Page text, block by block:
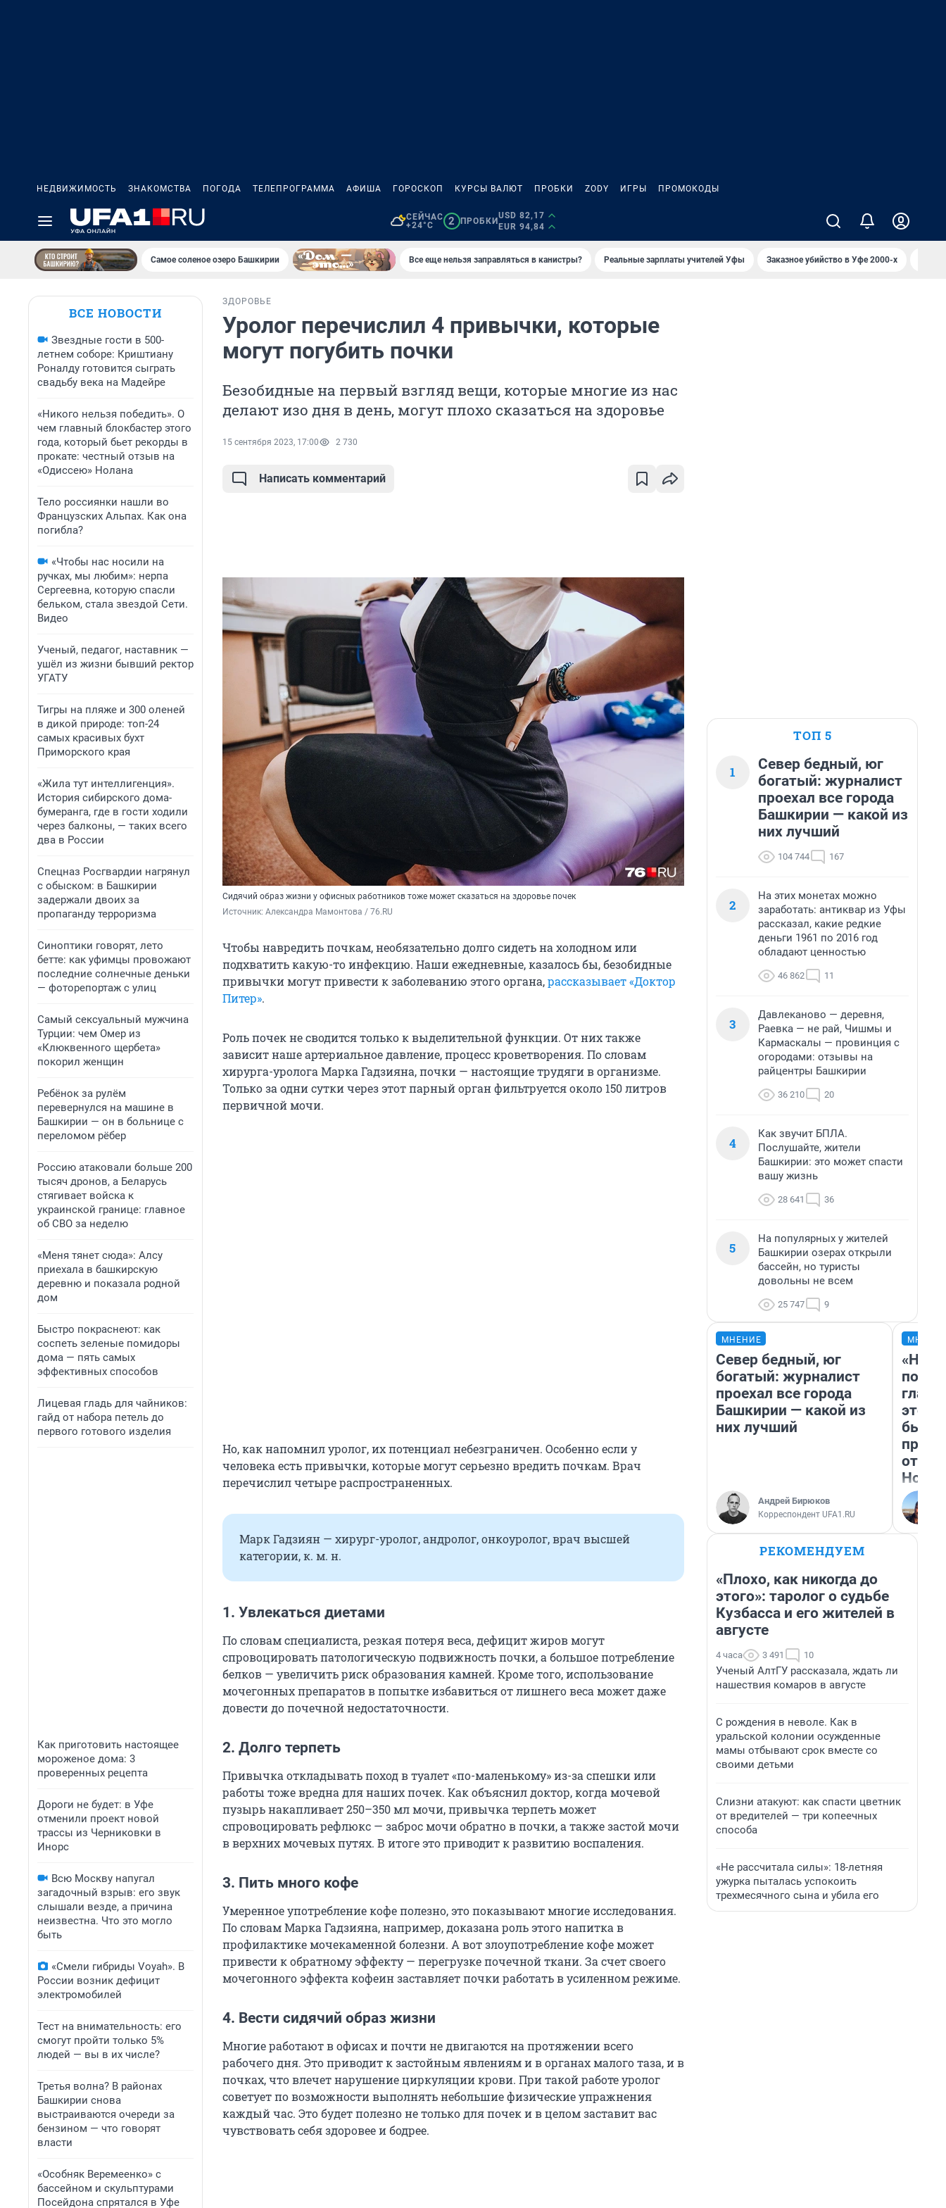
НЕДВИЖИМОСТЬ ЗНАКОМСТВА ПОГОДА ТЕЛЕПРОГРАММА АФИША ГОРОСКОП КУРСЫ ВАЛЮТ ПРОБКИ ZODY ИГРЫ ПРОМОКОДЫ
СЕЙЧАС
+24°C
2 ПРОБКИ
USD 82,17
EUR 94,84
Самое соленое озеро Башкирии Все еще нельзя заправляться в канистры? Реальные зарплаты учителей Уфы Заказное убийство в Уфе 2000-х
ВСЕ НОВОСТИ
Звездные гости в 500-
летнем соборе: Криштиану
Роналду готовится сыграть
свадьбу века на Мадейре
«Никого нельзя победить». О
чем главный блокбастер этого
года, который бьет рекорды в
прокате: честный отзыв на
«Одиссею» Нолана
Тело россиянки нашли во
Французских Альпах. Как она
погибла?
«Чтобы нас носили на
ручках, мы любим»: нерпа
Сергеевна, которую спасли
бельком, стала звездой Сети.
Видео
Ученый, педагог, наставник —
ушёл из жизни бывший ректор
УГАТУ
Тигры на пляже и 300 оленей
в дикой природе: топ-24
самых красивых бухт
Приморского края
«Жила тут интеллигенция».
История сибирского дома-
бумеранга, где в гости ходили
через балконы, — таких всего
два в России
Спецназ Росгвардии нагрянул
с обыском: в Башкирии
задержали двоих за
пропаганду терроризма
Синоптики говорят, лето
бетте: как уфимцы провожают
последние солнечные деньки
— фоторепортаж с улиц
Самый сексуальный мужчина
Турции: чем Омер из
«Клюквенного щербета»
покорил женщин
Ребёнок за рулём
перевернулся на машине в
Башкирии — он в больнице с
переломом рёбер
Россию атаковали больше 200
тысяч дронов, а Беларусь
стягивает войска к
украинской границе: главное
об СВО за неделю
«Меня тянет сюда»: Алсу
приехала в башкирскую
деревню и показала родной
дом
Быстро покраснеют: как
соспеть зеленые помидоры
дома — пять самых
эффективных способов
Лицевая гладь для чайников:
гайд от набора петель до
первого готового изделия
Как приготовить настоящее
мороженое дома: 3
проверенных рецепта
Дороги не будет: в Уфе
отменили проект новой
трассы из Черниковки в
Инорс
Всю Москву напугал
загадочный взрыв: его звук
слышали везде, а причина
неизвестна. Что это могло
быть
«Смели гибриды Voyah». В
России возник дефицит
электромобилей
Тест на внимательность: его
смогут пройти только 5%
людей — вы в их числе?
Третья волна? В районах
Башкирии снова
выстраиваются очереди за
бензином — что говорят
власти
«Особняк Веремеенко» с
бассейном и скульптурами
Посейдона спрятался в Уфе
ЗДОРОВЬЕ
Уролог перечислил 4 привычки, которые
могут погубить почки
Безобидные на первый взгляд вещи, которые многие из нас
делают изо дня в день, могут плохо сказаться на здоровье
15 сентября 2023, 17:00 2 730
Написать комментарий
Сидячий образ жизни у офисных работников тоже может сказаться на здоровье почек
Источник: Александра Мамонтова / 76.RU
Чтобы навредить почкам, необязательно долго сидеть на холодном или
подхватить какую-то инфекцию. Наши ежедневные, казалось бы, безобидные
привычки могут привести к заболеванию этого органа,рассказывает «Доктор
Питер».
Роль почек не сводится только к выделительной функции. От них также
зависит наше артериальное давление, процесс кроветворения. По словам
хирурга-уролога Марка Гадзияна, почки — настоящие трудяги в организме.
Только за одни сутки через этот парный орган фильтруется около 150 литров
первичной мочи.
Но, как напомнил уролог, их потенциал небезграничен. Особенно если у
человека есть привычки, которые могут серьезно вредить почкам. Врач
перечислил четыре распространенных.
Марк Гадзиян — хирург-уролог, андролог, онкоуролог, врач высшей
категории, к. м. н.
1. Увлекаться диетами
По словам специалиста, резкая потеря веса, дефицит жиров могут
спровоцировать патологическую подвижность почки, а большое потребление
белков — увеличить риск образования камней. Кроме того, использование
мочегонных препаратов в попытке избавиться от лишнего веса может даже
довести до почечной недостаточности.
2. Долго терпеть
Привычка откладывать поход в туалет «по-маленькому» из-за спешки или
работы тоже вредна для наших почек. Как объяснил доктор, когда мочевой
пузырь накапливает 250–350 мл мочи, привычка терпеть может
спровоцировать рефлюкс — заброс мочи обратно в почки, а также застой мочи
в верхних мочевых путях. В итоге это приводит к развитию воспаления.
3. Пить много кофе
Умеренное употребление кофе полезно, это показывают многие исследования.
По словам Марка Гадзияна, например, доказана роль этого напитка в
профилактике мочекаменной болезни. А вот злоупотребление кофе может
привести к обратному эффекту — перегрузке почечной ткани. За счет своего
мочегонного эффекта кофеин заставляет почки работать в усиленном режиме.
4. Вести сидячий образ жизни
Многие работают в офисах и почти не двигаются на протяжении всего
рабочего дня. Это приводит к застойным явлениям и в органах малого таза, и в
почках, что влечет нарушение циркуляции крови. При такой работе уролог
советует по возможности выполнять небольшие физические упражнения
каждый час. Это будет полезно не только для почек и в целом заставит вас
чувствовать себя здоровее и бодрее.
ТОП 5
1
Север бедный, юг
богатый: журналист
проехал все города
Башкирии — какой из
них лучший
104 744 167
2
На этих монетах можно
заработать: антиквар из Уфы
рассказал, какие редкие
деньги 1961 по 2016 год
обладают ценностью
46 862 11
3
Давлеканово — деревня,
Раевка — не рай, Чишмы и
Кармаскалы — провинция с
огородами: отзывы на
райцентры Башкирии
36 210 20
4
Как звучит БПЛА.
Послушайте, жители
Башкирии: это может спасти
вашу жизнь
28 641 36
5
На популярных у жителей
Башкирии озерах открыли
бассейн, но туристы
довольны не всем
25 747 9
МНЕНИЕ
Север бедный, юг
богатый: журналист
проехал все города
Башкирии — какой из
них лучший
Андрей Бирюков
Корреспондент UFA1.RU
этого
бьет
РЕКОМЕНДУЕМ
«Плохо, как никогда до
этого»: таролог о судьбе
Кузбасса и его жителей в
августе
4 часа 3 491 10
Ученый АлтГУ рассказала, ждать ли
нашествия комаров в августе
С рождения в неволе. Как в
уральской колонии осужденные
мамы отбывают срок вместе со
своими детьми
Слизни атакуют: как спасти цветник
от вредителей — три копеечных
способа
«Не рассчитала силы»: 18-летняя
ужурка пыталась успокоить
трехмесячного сына и убила его